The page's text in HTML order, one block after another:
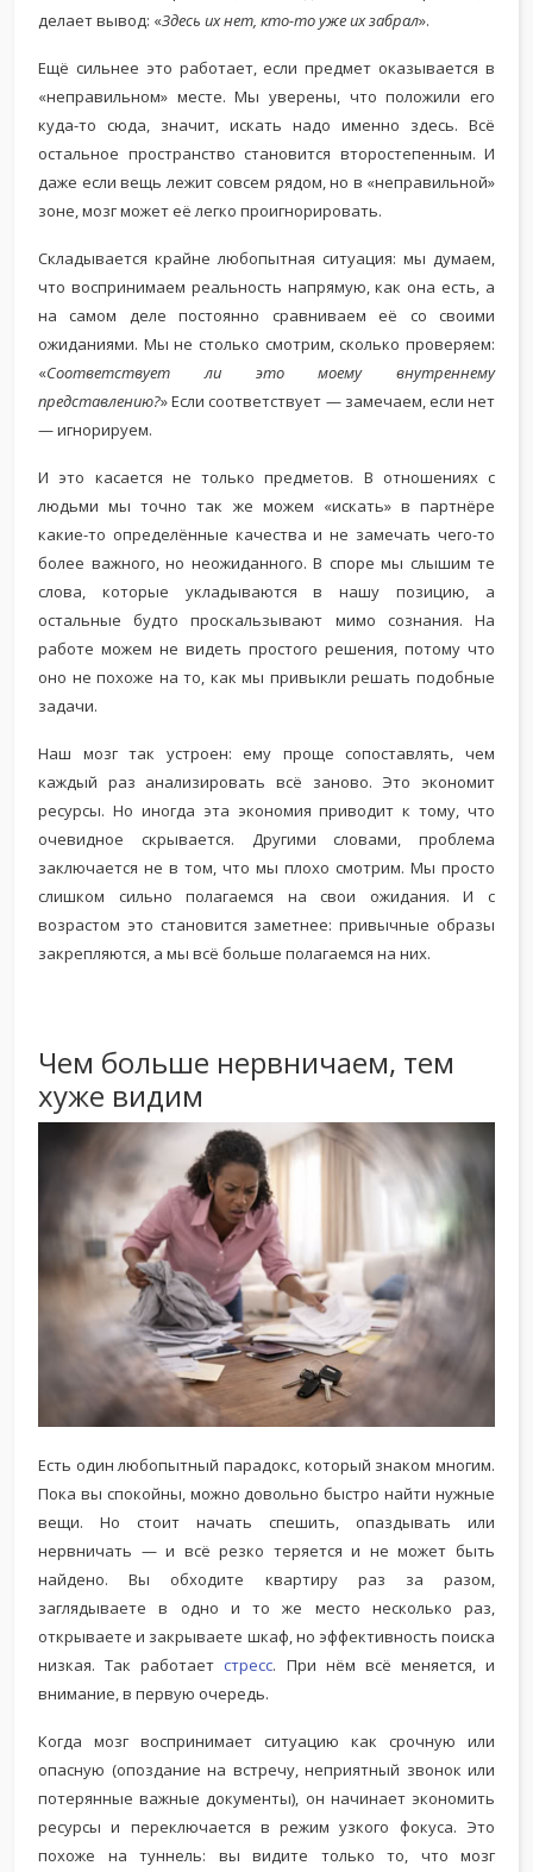
делает вывод: «Здесь их нет, кто-то уже их забрал».
Ещё сильнее это работает, если предмет оказывается в
«неправильном» месте. Мы уверены, что положили его
куда-то сюда, значит, искать надо именно здесь. Всё
остальное пространство становится второстепенным. И
даже если вещь лежит совсем рядом, но в «неправильной»
зоне, мозг может её легко проигнорировать.
Складывается крайне любопытная ситуация: мы думаем,
что воспринимаем реальность напрямую, как она есть, а
на самом деле постоянно сравниваем её со своими
ожиданиями. Мы не столько смотрим, сколько проверяем:
«Соответствует ли это моему внутреннему
представлению?» Если соответствует — замечаем, если нет
— игнорируем.
И это касается не только предметов. В отношениях с
людьми мы точно так же можем «искать» в партнёре
какие-то определённые качества и не замечать чего-то
более важного, но неожиданного. В споре мы слышим те
слова, которые укладываются в нашу позицию, а
остальные будто проскальзывают мимо сознания. На
работе можем не видеть простого решения, потому что
оно не похоже на то, как мы привыкли решать подобные
задачи.
Наш мозг так устроен: ему проще сопоставлять, чем
каждый раз анализировать всё заново. Это экономит
ресурсы. Но иногда эта экономия приводит к тому, что
очевидное скрывается. Другими словами, проблема
заключается не в том, что мы плохо смотрим. Мы просто
слишком сильно полагаемся на свои ожидания. И с
возрастом это становится заметнее: привычные образы
закрепляются, а мы всё больше полагаемся на них.
Чем больше нервничаем, тем
хуже видим
Есть один любопытный парадокс, который знаком многим.
Пока вы спокойны, можно довольно быстро найти нужные
вещи. Но стоит начать спешить, опаздывать или
нервничать — и всё резко теряется и не может быть
найдено. Вы обходите квартиру раз за разом,
заглядываете в одно и то же место несколько раз,
открываете и закрываете шкаф, но эффективность поиска
низкая. Так работает стресс. При нём всё меняется, и
внимание, в первую очередь.
Когда мозг воспринимает ситуацию как срочную или
опасную (опоздание на встречу, неприятный звонок или
потерянные важные документы), он начинает экономить
ресурсы и переключается в режим узкого фокуса. Это
похоже на туннель: вы видите только то, что мозг